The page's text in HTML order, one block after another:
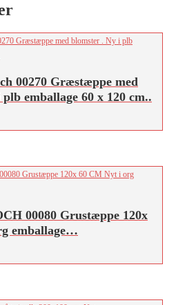
00270 Græstæppe med
emballage 60 x 120 cm..
00080 Grustæppe 120x
emballage…